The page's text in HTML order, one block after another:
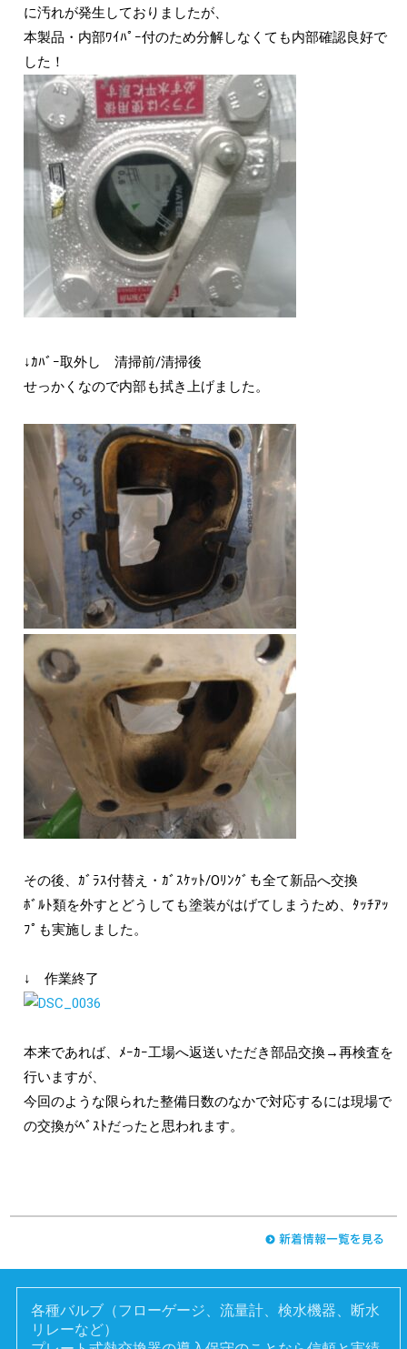
に汚れが発生しておりましたが、
本製品・内部ﾜｲﾊﾟｰ付のため分解しなくても内部確認良好で
した！
↓ｶﾊﾞｰ取外し 清掃前/清掃後
せっかくなので内部も拭き上げました。
その後、ｶﾞﾗｽ付替え・ｶﾞｽｹｯﾄ/Oﾘﾝｸﾞも全て新品へ交換
ﾎﾞﾙﾄ類を外すとどうしても塗装がはげてしまうため、ﾀｯﾁｱｯ
ﾌﾟも実施しました。
↓ 作業終了
本来であれば、ﾒｰｶｰ工場へ返送いただき部品交換→再検査を
行いますが、
今回のような限られた整備日数のなかで対応するには現場で
の交換がﾍﾞｽﾄだったと思われます。
各種バルブ（フローゲージ、流量計、検水機器、断水
リレーなど）